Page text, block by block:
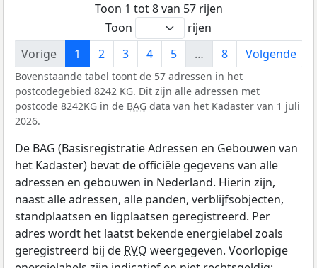
Toon 1 tot 8 van 57 rijen
Toon
rijen
Vorige
1 2 3 4 5 … 8 Volgende
Bovenstaande tabel toont de 57 adressen in het
postcodegebied 8242 KG. Dit zijn alle adressen met
postcode 8242KG in de BAG data van het Kadaster van 1 juli
2026.
De BAG (Basisregistratie Adressen en Gebouwen van
het Kadaster) bevat de officiële gegevens van alle
adressen en gebouwen in Nederland. Hierin zijn,
naast alle adressen, alle panden, verblijfsobjecten,
standplaatsen en ligplaatsen geregistreerd. Per
adres wordt het laatst bekende energielabel zoals
geregistreerd bij de RVO weergegeven. Voorlopige